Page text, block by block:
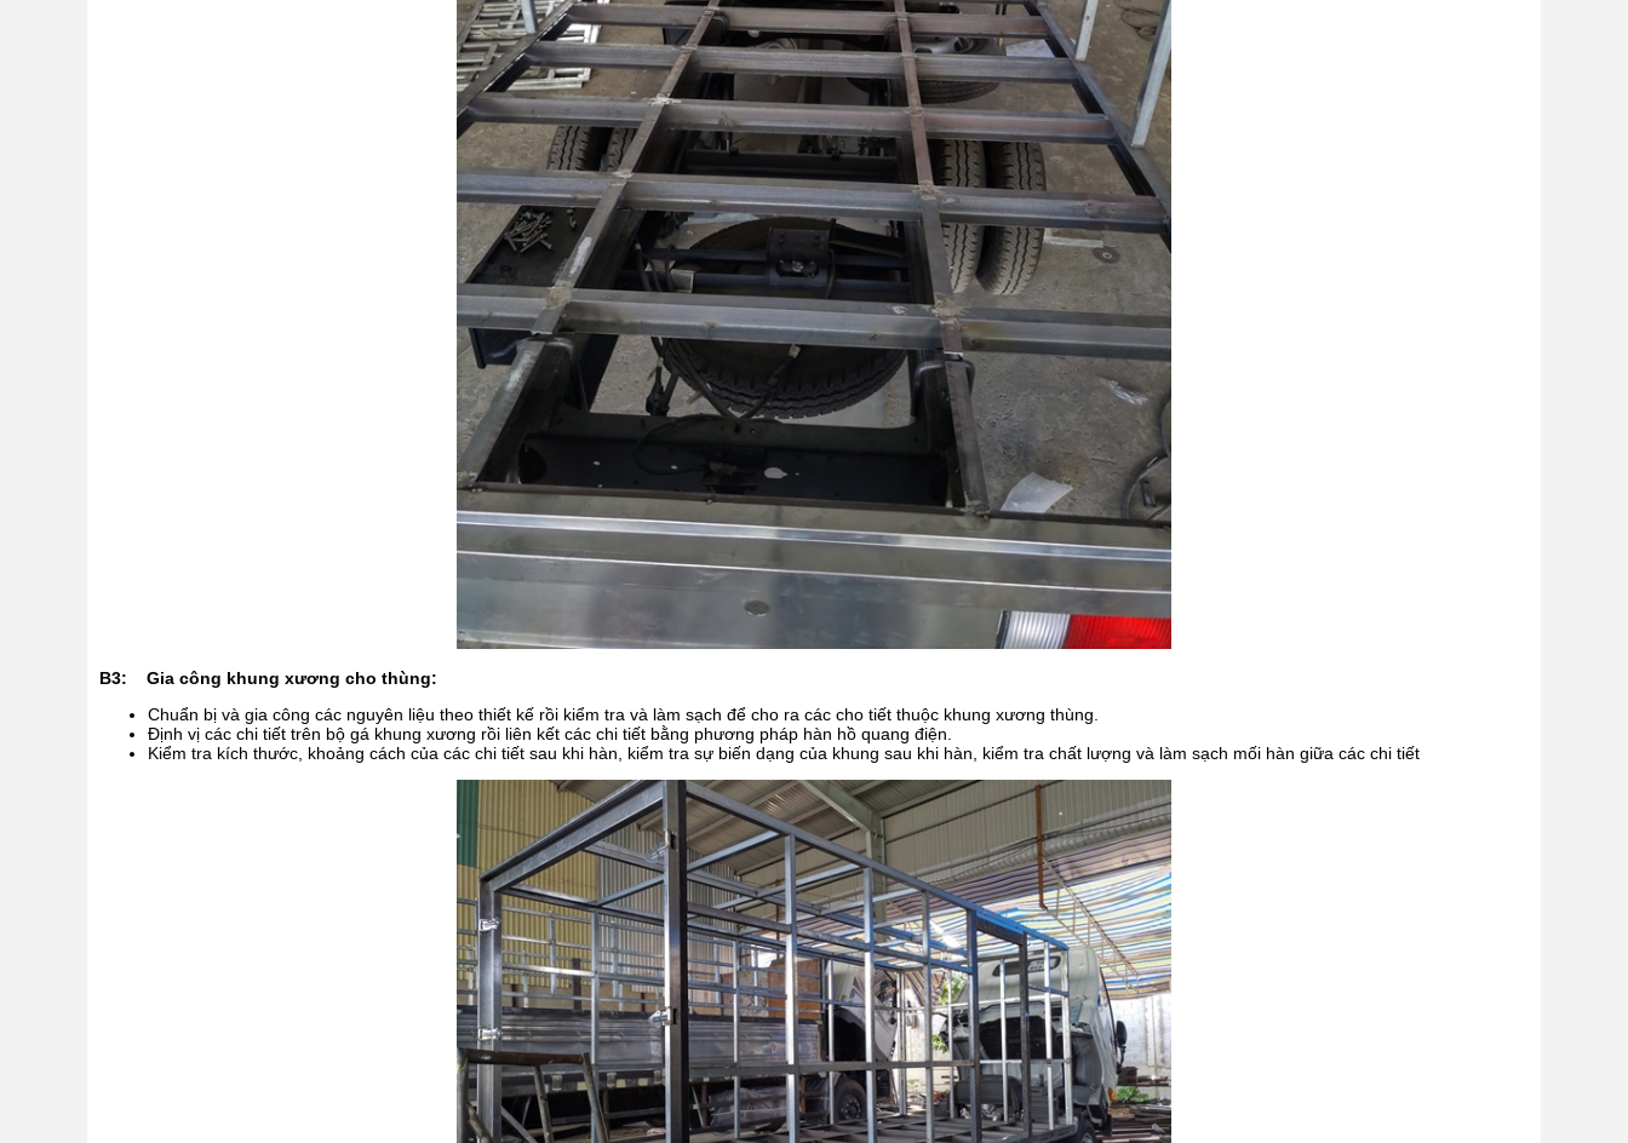
B3: Gia công khung xương cho thùng:
Chuẩn bị và gia công các nguyên liệu theo thiết kế rồi kiểm tra và làm sạch để cho ra các cho tiết thuộc khung xương thùng.
Định vị các chi tiết trên bộ gá khung xương rồi liên kết các chi tiết bằng phương pháp hàn hồ quang điện.
Kiểm tra kích thước, khoảng cách của các chi tiết sau khi hàn, kiểm tra sự biến dạng của khung sau khi hàn, kiểm tra chất lượng và làm sạch mối hàn giữa các chi tiết